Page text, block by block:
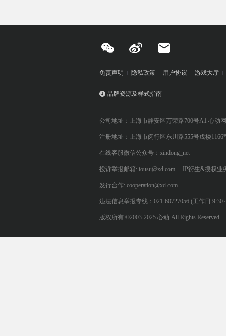
免责声明 隐私政策 用户协议 游戏大厅
品牌资源及样式指南
公司地址：上海市静安区万荣路700号A1 心动
注册地址：上海市闵行区东川路555号戊楼1166
在线客服微信公众号：xindong_net
投诉举报邮箱: tousu@xd.com IP衍生&授权业
发行合作: cooperation@xd.com
违法信息举报专线：021-60727056 (工作日 9:30
版权所有 ©2003-2025 心动 All Rights Reserved